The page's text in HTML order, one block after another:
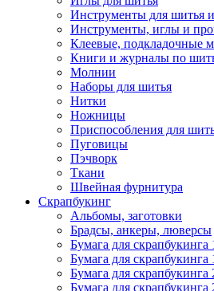
Инструменты для шитья
Инструменты, иглы и
Клеевые, подкладочные
Книги и журналы по
Молнии
Наборы для шитья
Нитки
Ножницы
Приспособления для
Пуговицы
Пэчворк
Ткани
Швейная фурнитура
Скрапбукинг
Альбомы, заготовки
Брадсы, анкеры, люверсы
Бумага для скрапбукинга
Бумага для скрапбукинга
Бумага для скрапбукинга
Бумага для скрапбукинга